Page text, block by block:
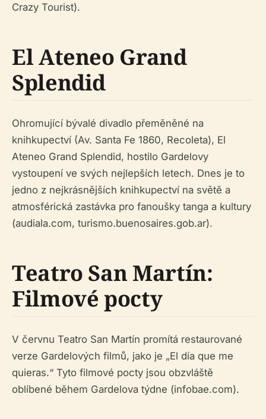
Crazy Tourist).
El Ateneo Grand
Splendid
Ohromující bývalé divadlo přeměněné na
knihkupectví (Av. Santa Fe 1860, Recoleta), El
Ateneo Grand Splendid, hostilo Gardelovy
vystoupení ve svých nejlepších letech. Dnes je to
jedno z nejkrásnějších knihkupectví na světě a
atmosférická zastávka pro fanoušky tanga a kultury
(audiala.com, turismo.buenosaires.gob.ar).
Teatro San Martín:
Filmové pocty
V červnu Teatro San Martín promítá restaurované
verze Gardelových filmů, jako je „El día que me
quieras.“ Tyto filmové pocty jsou obzvláště
oblíbené během Gardelova týdne (infobae.com).